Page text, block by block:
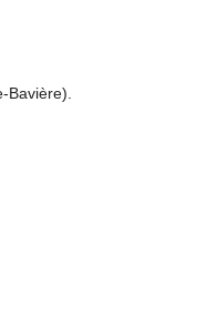
Bavière).